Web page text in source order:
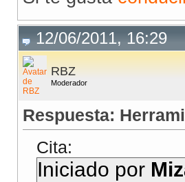
12/06/2011, 16:29
RBZ
Moderador
Respuesta:
Cita:
Iniciado por